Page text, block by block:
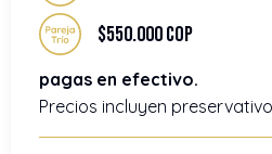
$550.000 COP
pagas en efectivo.
Precios incluyen